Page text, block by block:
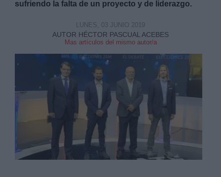
sufriendo la falta de un proyecto y de liderazgo.
AUTOR HÉCTOR PASCUAL ACEBES
Mas artículos del mismo autor/a
LUNES, 03 JUNIO 2019
Información adicional